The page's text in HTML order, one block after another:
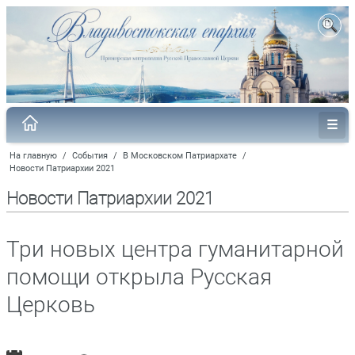
На главную / События / В Московском Патриархате /
Новости Патриархии 2021
Новости Патриархии 2021
Три новых центра гуманитарной
помощи открыла Русская
Церковь